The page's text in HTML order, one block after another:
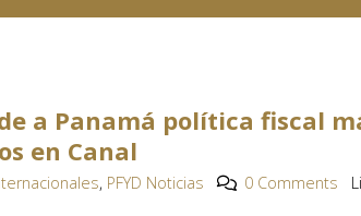
a Panamá política fiscal
en Canal
, PFYD Noticias 0 Comments